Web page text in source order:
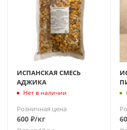
ИСПАНСКАЯ СМЕСЬ
АДЖИКА
Нет в наличии
Розничная цена
600 ₽/кг